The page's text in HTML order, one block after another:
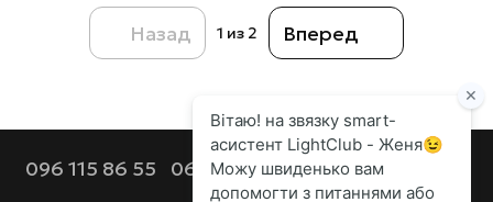
Назад 1 из 2 Вперед
096 115 86 55 068 112 92 44 099 686 90 80